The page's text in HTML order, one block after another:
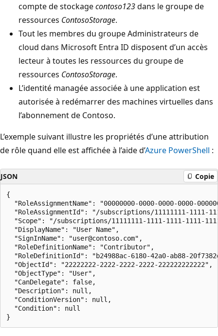
compte de stockagecontoso123dans le groupe de
ressources ContosoStorage.
Tout les membres du groupe Administrateurs de
cloud dans Microsoft Entra ID disposent d’un accès
lecteur à toutes les ressources du groupe de
ressources ContosoStorage.
L’identité managée associée à une application est
autorisée à redémarrer des machines virtuelles dans
l’abonnement de Contoso.
L’exemple suivant illustre les propriétés d’une attribution
de rôle quand elle est affichée à l’aide d’Azure PowerShell :
JSON Copie
{
"RoleAssignmentName": "00000000-0000-0000-0000-
"RoleAssignmentId": "/subscriptions/11111111-1111-
"Scope": "/subscriptions/11111111-1111-1111-1111-
  "DisplayName": "User Name",
  "SignInName": "user@contoso.com",
  "RoleDefinitionName": "Contributor",
"RoleDefinitionId": "b24988ac-6180-42a0-ab88-
  "ObjectId": "22222222-2222-2222-2222-222222222222",
  "ObjectType": "User",
  "CanDelegate": false,
  "Description": null,
  "ConditionVersion": null,
  "Condition": null